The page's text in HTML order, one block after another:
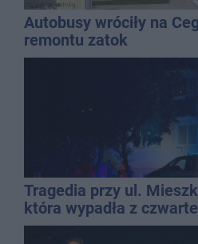
Autobusy wróciły na
remontu zatok
Tragedia przy ul.
która wypadła z